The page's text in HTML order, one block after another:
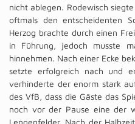
nicht ablegen. Rodewisch
oftmals den entscheidenten
Herzog brachte durch einen
in Führung, jedoch musste
hinnehmen. Nach einer Ecke
setzte erfolgreich nach und
verhinderte der enorm stark
des VfB, dass die Gäste das
noch vor der Pause eine der
Lengenfelder. Nach der